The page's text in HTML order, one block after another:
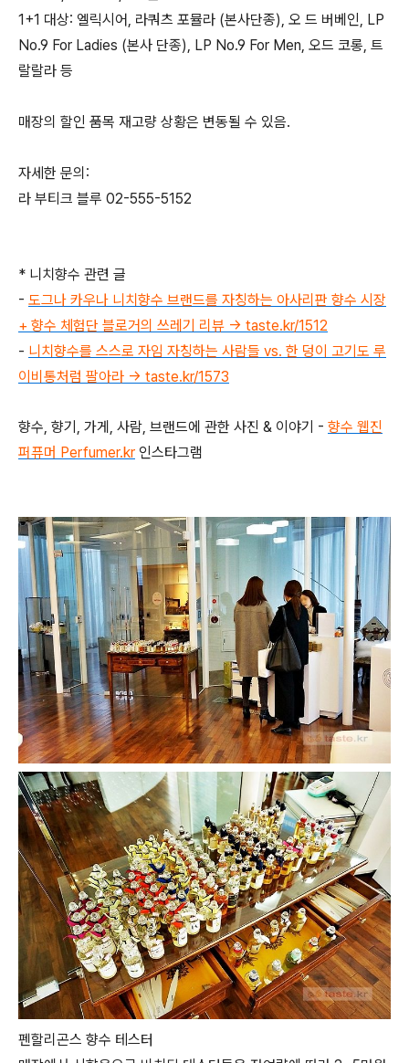
1+1 대상: 엘릭시어, 라쿼츠 포뮬라 (본사단종), 오 드 버베인, LP
No.9 For Ladies (본사 단종), LP No.9 For Men, 오드 코롱, 트
랄랄라 등
매장의 할인 품목 재고량 상황은 변동될 수 있음.
자세한 문의:
라 부티크 블루 02-555-5152
* 니치향수 관련 글
- 도그나 카우나 니치향수 브랜드를 자칭하는 아사리판 향수 시장
+ 향수 체험단 블로거의 쓰레기 리뷰 → taste.kr/1512
- 니치향수를 스스로 자임 자칭하는 사람들 vs. 한 덩이 고기도 루
이비통처럼 팔아라 → taste.kr/1573
향수, 향기, 가게, 사람, 브랜드에 관한 사진 & 이야기 - 향수 웹진
퍼퓨머 Perfumer.kr 인스타그램
펜할리곤스 향수 테스터